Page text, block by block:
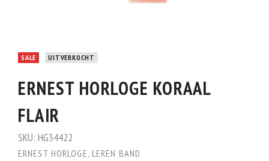
SALE UITVERKOCHT
ERNEST HORLOGE KORAAL
FLAIR
SKU: HG34422
ERNEST HORLOGE, LEREN BAND